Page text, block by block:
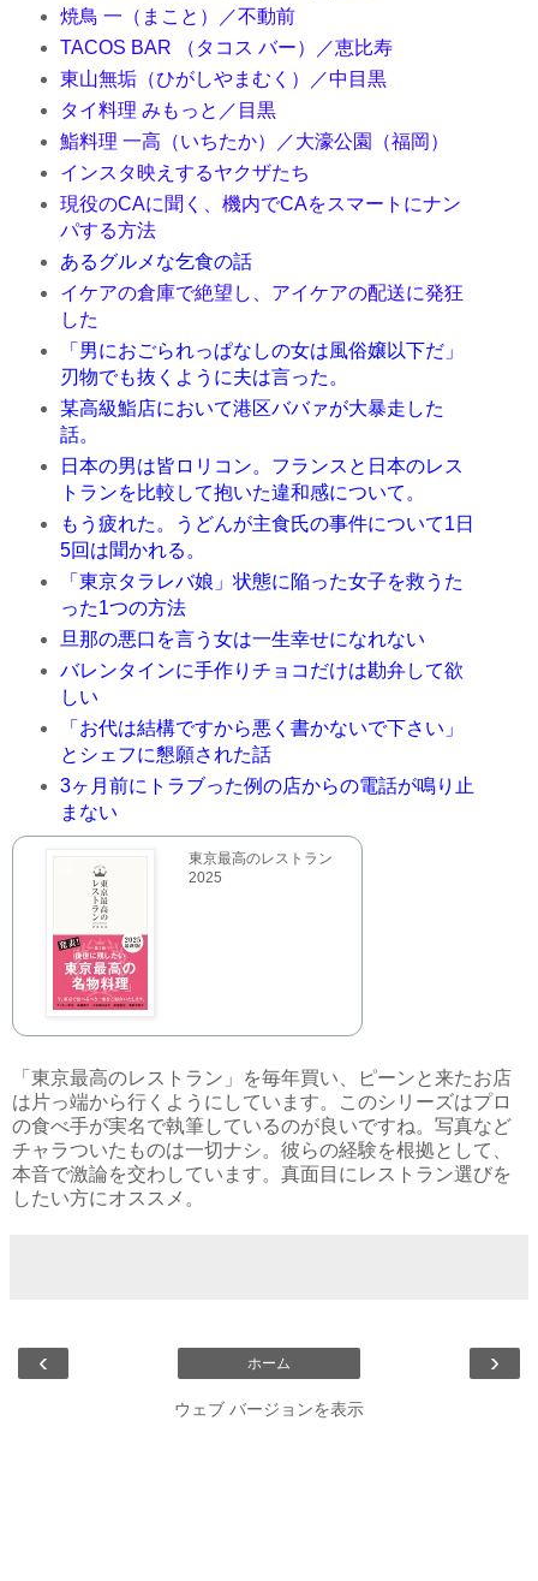
焼鳥 一（まこと）／不動前
TACOS BAR （タコス バー）／恵比寿
東山無垢（ひがしやまむく）／中目黒
タイ料理 みもっと／目黒
鮨料理 一高（いちたか）／大濠公園（福岡）
インスタ映えするヤクザたち
現役のCAに聞く、機内でCAをスマートにナン
パする方法
あるグルメな乞食の話
イケアの倉庫で絶望し、アイケアの配送に発狂
した
「男におごられっぱなしの女は風俗嬢以下だ」
刃物でも抜くように夫は言った。
某高級鮨店において港区ババァが大暴走した
話。
日本の男は皆ロリコン。フランスと日本のレス
トランを比較して抱いた違和感について。
もう疲れた。うどんが主食氏の事件について1日
5回は聞かれる。
「東京タラレバ娘」状態に陥った女子を救うた
った1つの方法
旦那の悪口を言う女は一生幸せになれない
バレンタインに手作りチョコだけは勘弁して欲
しい
「お代は結構ですから悪く書かないで下さい」
とシェフに懇願された話
3ヶ月前にトラブった例の店からの電話が鳴り止
まない
東京最高のレストラン
2025
「東京最高のレストラン」を毎年買い、ピーンと来たお店
は片っ端から行くようにしています。このシリーズはプロ
の食べ手が実名で執筆しているのが良いですね。写真など
チャラついたものは一切ナシ。彼らの経験を根拠として、
本音で激論を交わしています。真面目にレストラン選びを
したい方にオススメ。
‹ ›
ホーム
ウェブ バージョンを表示